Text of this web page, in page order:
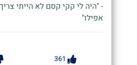
- "היה לי קקי קסם לא הייתי
אפילו"
361